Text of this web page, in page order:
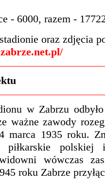
- 6000, razem -
oraz zdjęcia
w Zabrzu
ważne zawody
marca 1935 roku.
piłkarskie
wówczas
roku Zabrze